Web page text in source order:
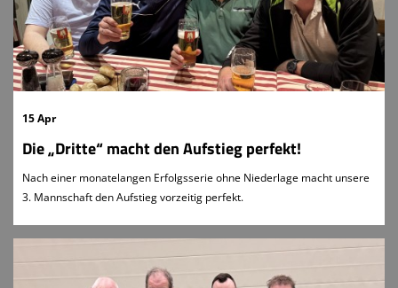
Sponsoren
Koronarsport
Badminton
Basketball
Gymnastik
Karate
Leichtathletik
Lungensport
15 Apr
Die „Dritte“ macht den Aufstieg perfekt!
Nach einer monatelangen Erfolgsserie ohne Niederlage macht unsere
3. Mannschaft den Aufstieg vorzeitig perfekt.